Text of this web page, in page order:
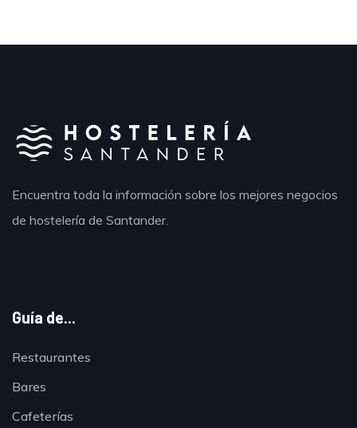
Encuentra toda la información sobre los mejores negocios
de hostelería de Santander.
Guía de...
Restaurantes
Bares
Cafeterías